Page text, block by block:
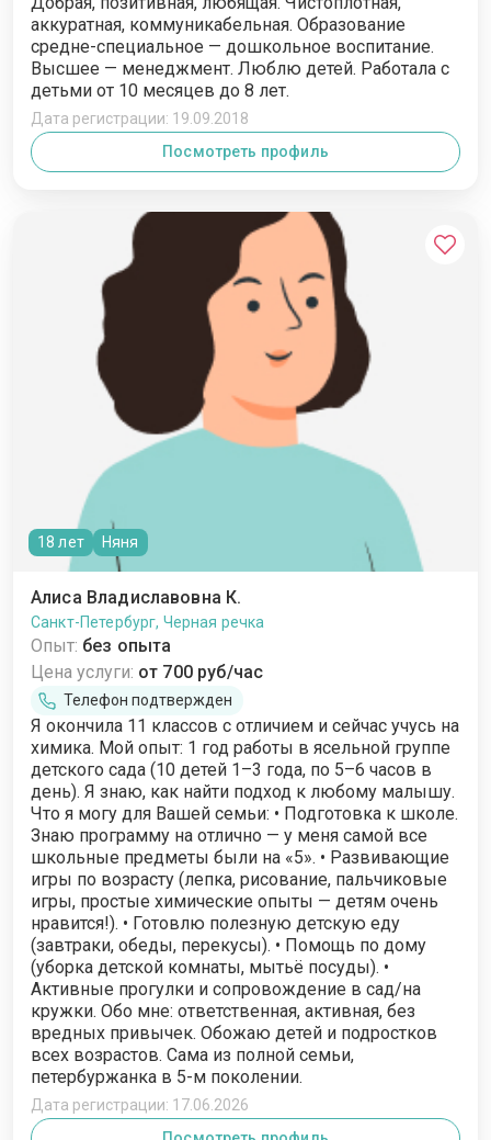
аккуратная, коммуникабельная. Образование
средне-специальное — дошкольное воспитание.
Высшее — менеджмент. Люблю детей. Работала с
детьми от 10 месяцев до 8 лет.
Дата регистрации: 19.09.2018
Посмотреть профиль
18 лет Няня
Алиса Владиславовна К.
Санкт-Петербург, Черная речка
Опыт: без опыта
Цена услуги: от 700 руб/час
Телефон подтвержден
Я окончила 11 классов с отличием и сейчас учусь на
химика. Мой опыт: 1 год работы в ясельной группе
детского сада (10 детей 1–3 года, по 5–6 часов в
день). Я знаю, как найти подход к любому малышу.
Что я могу для Вашей семьи: • Подготовка к школе.
Знаю программу на отлично — у меня самой все
школьные предметы были на «5». • Развивающие
игры по возрасту (лепка, рисование, пальчиковые
игры, простые химические опыты — детям очень
нравится!). • Готовлю полезную детскую еду
(завтраки, обеды, перекусы). • Помощь по дому
(уборка детской комнаты, мытьё посуды). •
Активные прогулки и сопровождение в сад/на
кружки. Обо мне: ответственная, активная, без
вредных привычек. Обожаю детей и подростков
всех возрастов. Сама из полной семьи,
петербуржанка в 5-м поколении.
Дата регистрации: 17.06.2026